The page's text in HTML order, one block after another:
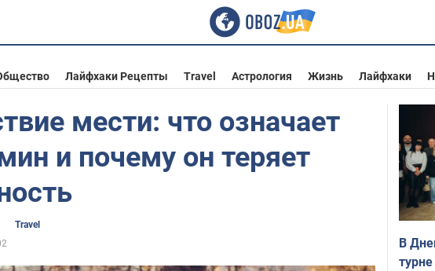
Лайфхаки Рецепты Travel Астрология Жизнь Лайфхаки
мести: что означает
и почему он теряет
Travel
В